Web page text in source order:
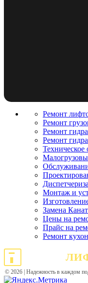
Ремонт
Ремонт
Pемонт
Ремонт
Техническое
Монтаж и
Замена
Цены на
Прайс на
Ремонт
© 2026 | Надежность в каждом